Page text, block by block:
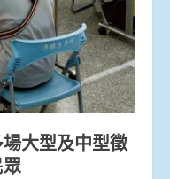
大型及中型徵